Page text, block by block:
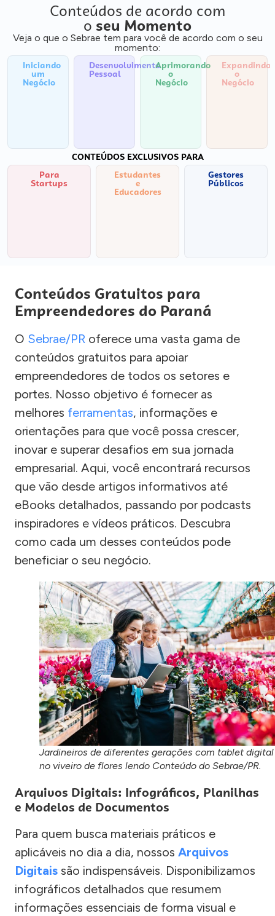
Conteúdos de acordo com
o seu Momento
Veja o que o Sebrae tem para você de acordo com o seu
momento:
Iniciando
um
Negócio
Desenvolvimento
Pessoal
Aprimorando
o
Negócio
Expandindo
o
Negócio
CONTEÚDOS EXCLUSIVOS PARA
Para
Startups
Estudantes
e
Educadores
Gestores
Públicos
Conteúdos Gratuitos para
Empreendedores do Paraná
O Sebrae/PR oferece uma vasta gama de
conteúdos gratuitos para apoiar
empreendedores de todos os setores e
portes. Nosso objetivo é fornecer as
melhores ferramentas, informações e
orientações para que você possa crescer,
inovar e superar desafios em sua jornada
empresarial. Aqui, você encontrará recursos
que vão desde artigos informativos até
eBooks detalhados, passando por podcasts
inspiradores e vídeos práticos. Descubra
como cada um desses conteúdos pode
beneficiar o seu negócio.
Jardineiros de diferentes gerações com tablet digital
no viveiro de flores lendo Conteúdo do Sebrae/PR.
Arquivos Digitais: Infográficos, Planilhas
e Modelos de Documentos
Para quem busca materiais práticos e
aplicáveis no dia a dia, nossos Arquivos
Digitais são indispensáveis. Disponibilizamos
infográficos detalhados que resumem
informações essenciais de forma visual e